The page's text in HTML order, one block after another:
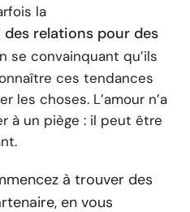
la
relations pour des
se convainquant qu’ils
ces tendances
les choses. L’amour n’a
à un piège : il peut être
à trouver des
en vous